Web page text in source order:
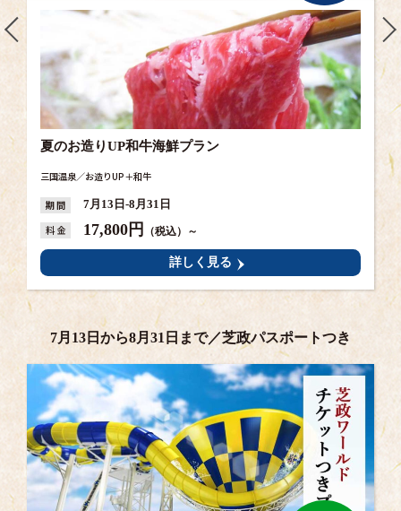
夏のお造りUP和牛海鮮プラン
三国温泉／お造りUP＋和牛
期 間 7月13日-8月31日
料 金 17,800円 （税込）～
詳しく見る
7月13日から8月31日まで／芝政パスポートつき